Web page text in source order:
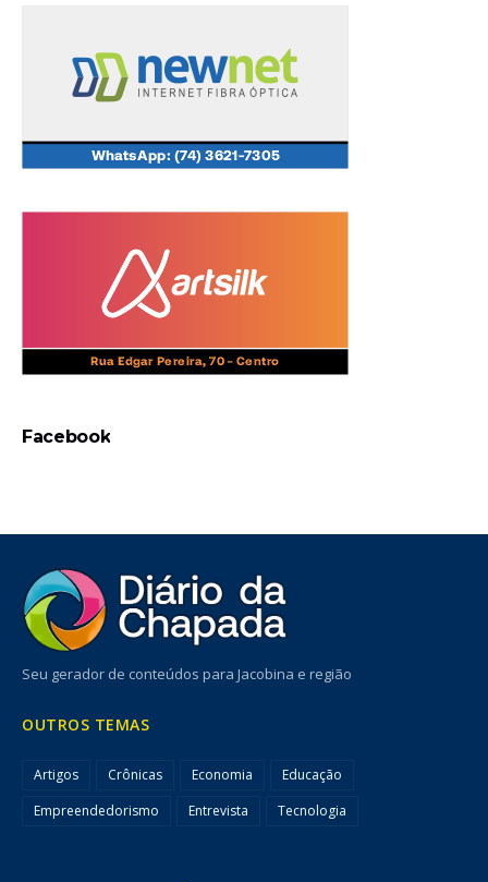
Facebook
Seu gerador de conteúdos para Jacobina e região
OUTROS TEMAS
Artigos Crônicas Economia
Educação
Empreendedorismo
Entrevista Tecnologia